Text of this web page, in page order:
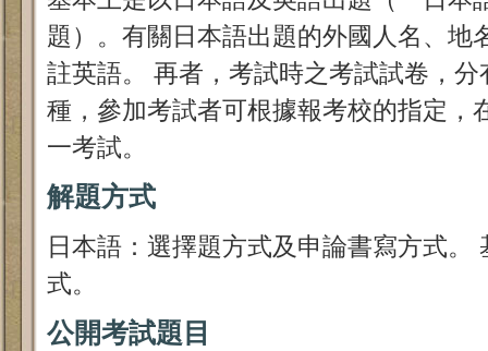
題）。有關日本語出題的外國人名、地
註英語。 再者，考試時之考試試卷，
種，參加考試者可根據報考校的指定，
一考試。
解題方式
日本語：選擇題方式及申論書寫方式。
式。
公開考試題目